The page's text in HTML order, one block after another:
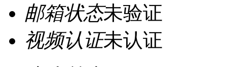
邮箱状态未验证
视频认证未认证